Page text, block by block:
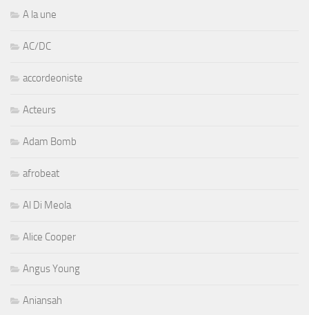
A la une
AC/DC
accordeoniste
Acteurs
Adam Bomb
afrobeat
Al Di Meola
Alice Cooper
Angus Young
Aniansah